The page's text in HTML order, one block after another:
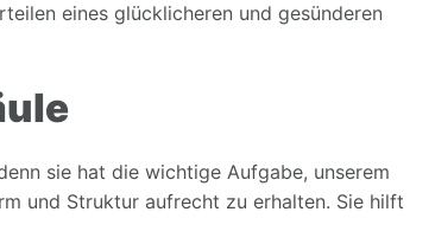
eines glücklicheren und gesünderen
sie hat die wichtige Aufgabe, unserem
und Struktur aufrecht zu erhalten. Sie hilft